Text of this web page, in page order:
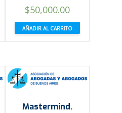
$50,000.00
AÑADIR AL CARRITO
Mastermind.